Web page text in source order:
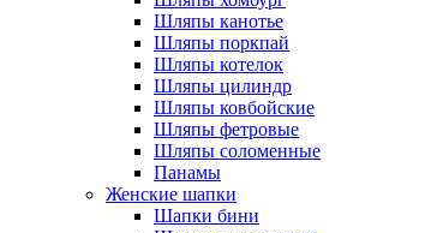
Шляпы канотье
Шляпы поркпай
Шляпы котелок
Шляпы цилиндр
Шляпы ковбойские
Шляпы фетровые
Шляпы соломенные
Панамы
Женские шапки
Шапки бини